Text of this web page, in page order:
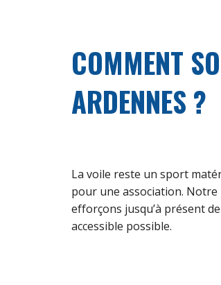
COMMENT
ARDENNES ?
La voile reste un sport
pour une association.
efforçons jusqu’à présent
accessible possible.